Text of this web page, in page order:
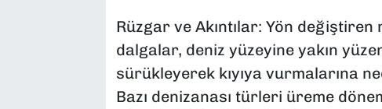
Rüzgar ve Akıntılar: Yön
dalgalar, deniz yüzeyine yakın
sürükleyerek kıyıya vurmalarına
Bazı denizanası türleri üreme